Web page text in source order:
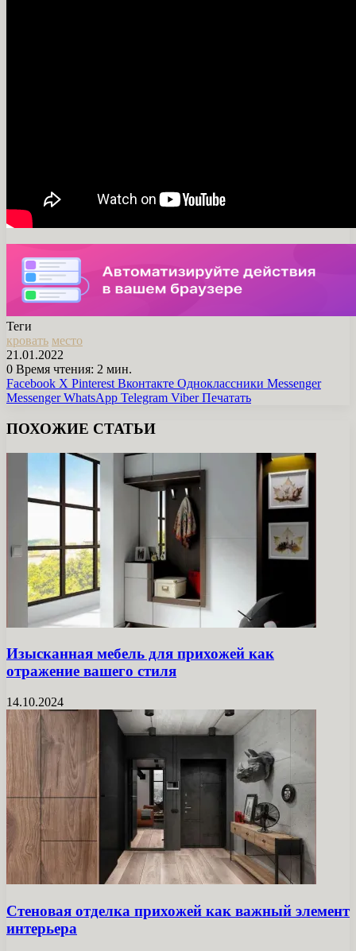
Теги
кровать место
21.01.2022
0 Время чтения: 2 мин.
Facebook X Pinterest Вконтакте Одноклассники Messenger
Messenger WhatsApp Telegram Viber Печатать
ПОХОЖИЕ СТАТЬИ
Изысканная мебель для прихожей как
отражение вашего стиля
14.10.2024
Стеновая отделка прихожей как важный элемент
интерьера